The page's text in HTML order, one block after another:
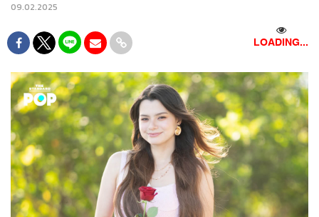
09.02.2025
LOADING...